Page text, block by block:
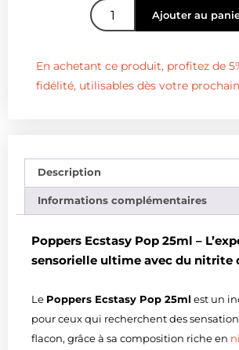
Ajouter au
En achetant ce produit, profitez de
fidélité, utilisables dès votre
Description
Informations complémentaires
Poppers Ecstasy Pop 25ml –
sensorielle ultime avec du nitrite
Le Poppers Ecstasy Pop 25ml est un
pour ceux qui recherchent des
flacon, grâce à sa composition riche en